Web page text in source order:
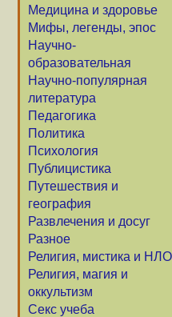
Медицина и здоровье
Мифы, легенды, эпос
Научно-
образовательная
Научно-популярная
литература
Педагогика
Политика
Психология
Публицистика
Путешествия и
география
Развлечения и досуг
Разное
Религия, мистика и НЛО
Религия, магия и
оккультизм
Секс учеба